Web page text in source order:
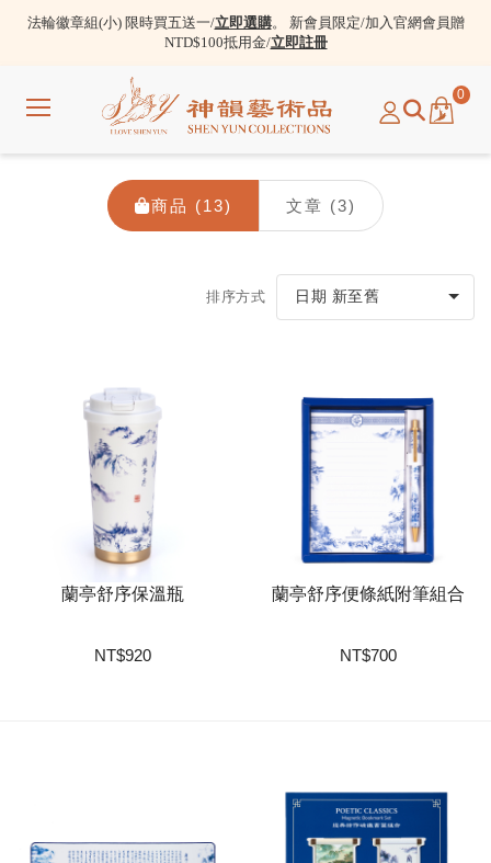
法輪徽章組(小) 限時買五送一/立即選購。 新會員限定/加入官網會員贈
NTD$100抵用金/立即註冊
選
0
商品 (13) 文章 (3)
排序方式
蘭亭舒序保溫瓶
NT$920
蘭亭舒序便條紙附筆組合
NT$700